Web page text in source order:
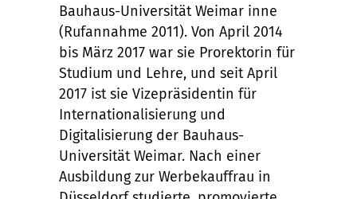
Bauhaus-Universität Weimar inne
(Rufannahme 2011). Von April 2014
bis März 2017 war sie Prorektorin für
Studium und Lehre, und seit April
2017 ist sie Vizepräsidentin für
Internationalisierung und
Digitalisierung der Bauhaus-
Universität Weimar. Nach einer
Ausbildung zur Werbekauffrau in